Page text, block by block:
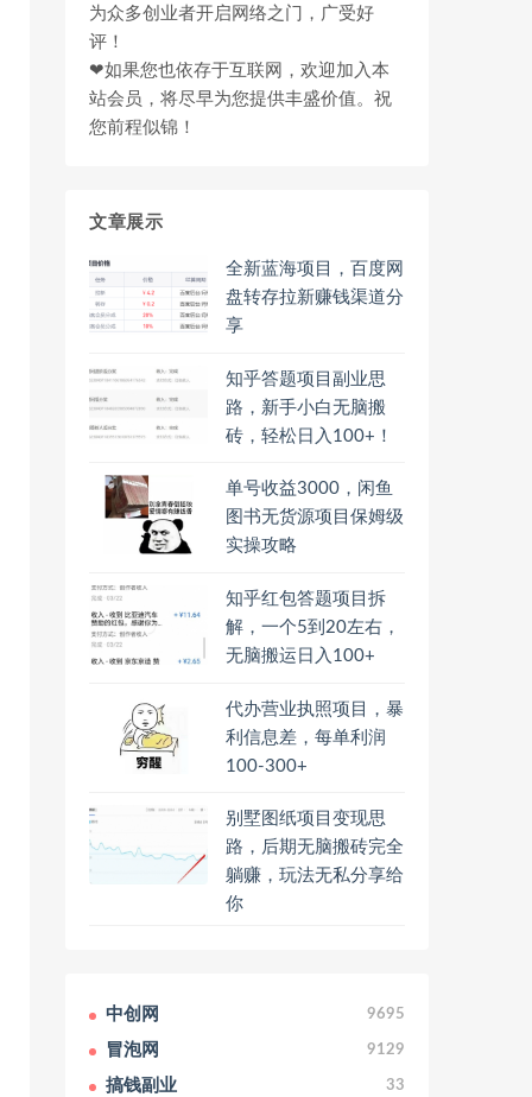
为众多创业者开启网络之门，广受好
评！
❤如果您也依存于互联网，欢迎加入本
站会员，将尽早为您提供丰盛价值。祝
您前程似锦！
文章展示
全新蓝海项目，百度网
盘转存拉新赚钱渠道分
享
知乎答题项目副业思
路，新手小白无脑搬
砖，轻松日入100+！
单号收益3000，闲鱼
图书无货源项目保姆级
实操攻略
知乎红包答题项目拆
解，一个5到20左右，
无脑搬运日入100+
代办营业执照项目，暴
利信息差，每单利润
100-300+
别墅图纸项目变现思
路，后期无脑搬砖完全
躺赚，玩法无私分享给
你
中创网 9695
冒泡网 9129
搞钱副业 33